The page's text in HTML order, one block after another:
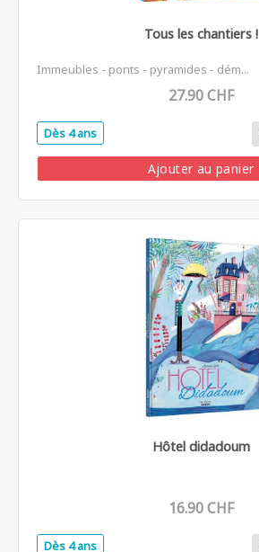
Tous les chantiers !
Immeubles - ponts - pyramides - dém...
27.90 CHF
Dès 4 ans
Ajouter au panier
Hôtel didadoum
16.90 CHF
Dès 4 ans